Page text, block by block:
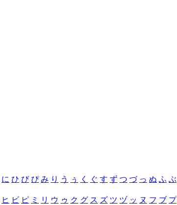
に ひ び ぴ み り う ぅ く ぐ す ず つ づ っ ぬ ふ ぶ
ヒ ビ ピ ミ リ ウ ゥ ク グ ス ズ ツ ヅ ッ ヌ フ ブ プ